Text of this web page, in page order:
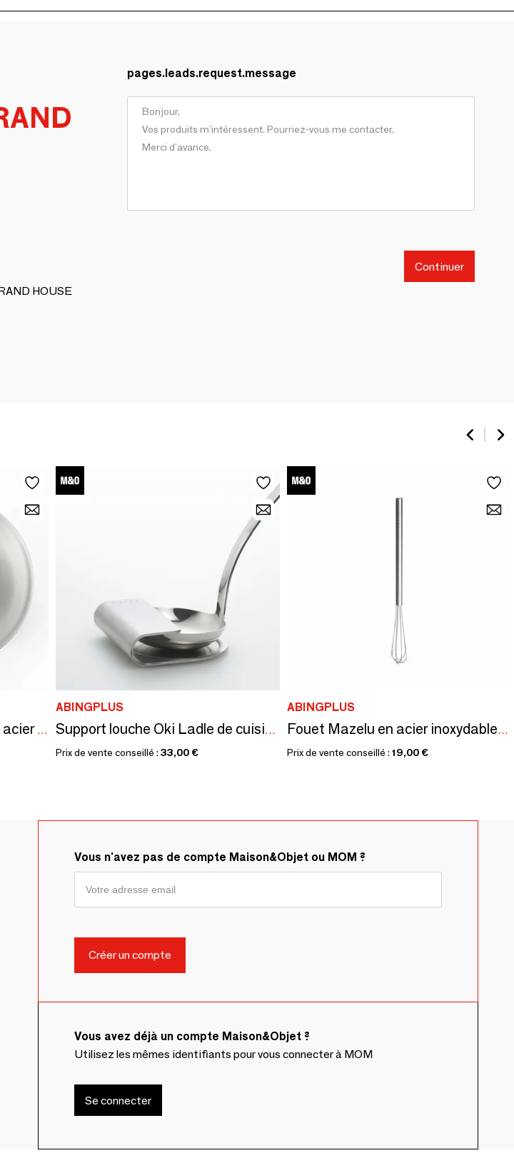
HOUSE
pages.leads.request.message
Continuer
Bol de mesure de cuisine en acier inoxydable - collection Aikata / YOSHIKAWA
ABINGPLUS
Support louche Oki Ladle de cuisine en acier inoxydable / YOSHIKAWA
Prix de vente conseillé : 33,00 €
ABINGPLUS
Fouet Mazelu en acier inoxydable - collection EAtoCO / YOSHIKAWA
Prix de vente conseillé : 19,00 €
Vous n'avez pas de compte Maison&Objet ou MOM ?
Vous avez déjà un compte Maison&Objet ?
Utilisez les mêmes identifiants pour vous connecter à MOM
Se connecter